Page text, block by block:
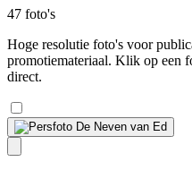
47 foto's
Hoge resolutie foto's voor
promotiemateriaal. Klik op een
direct.